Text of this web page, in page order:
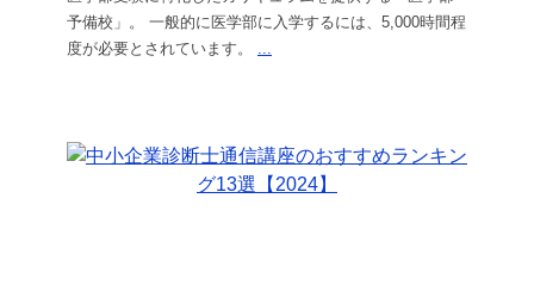
予備校」。 一般的に医学部に入学するには、5,000時間程
度が必要とされています。 ...